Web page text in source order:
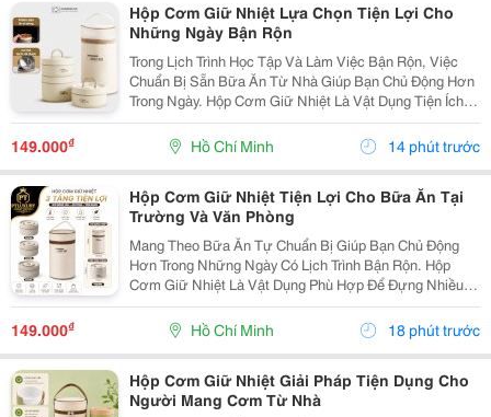
Hộp Cơm Giữ Nhiệt Lựa Chọn Tiện Lợi Cho
Những Ngày Bận Rộn
Trong Lịch Trình Học Tập Và Làm Việc Bận Rộn, Việc
Chuẩn Bị Sẵn Bữa Ăn Từ Nhà Giúp Bạn Chủ Động Hơn
Trong Ngày. Hộp Cơm Giữ Nhiệt Là Vật Dụng Tiện Ích,
Hỗ Trợ Mang Theo Cơm Và Các Món Ăn Một Cách Gọn
Gàng, Phù Hợp Với Nhiều Nhu Cầu Sử Dụng. Chọn...
149.000₫ Hồ Chí Minh 14 phút trước
Hộp Cơm Giữ Nhiệt Tiện Lợi Cho Bữa Ăn Tại
Trường Và Văn Phòng
Mang Theo Bữa Ăn Tự Chuẩn Bị Giúp Bạn Chủ Động
Hơn Trong Những Ngày Có Lịch Trình Bận Rộn. Hộp
Cơm Giữ Nhiệt Là Vật Dụng Phù Hợp Để Đựng Nhiều
Món Ăn, Dễ Dàng Mang Theo Khi Đi Học, Đi Làm Hoặc
Tham Gia Các Hoạt Động Bên Ngoài. Lựa Chọn Hộp Có
Nhiều...
149.000₫ Hồ Chí Minh 18 phút trước
Hộp Cơm Giữ Nhiệt Giải Pháp Tiện Dụng Cho
Người Mang Cơm Từ Nhà